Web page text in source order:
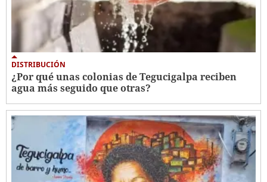
DISTRIBUCIÓN
¿Por qué unas colonias de Tegucigalpa reciben
agua más seguido que otras?